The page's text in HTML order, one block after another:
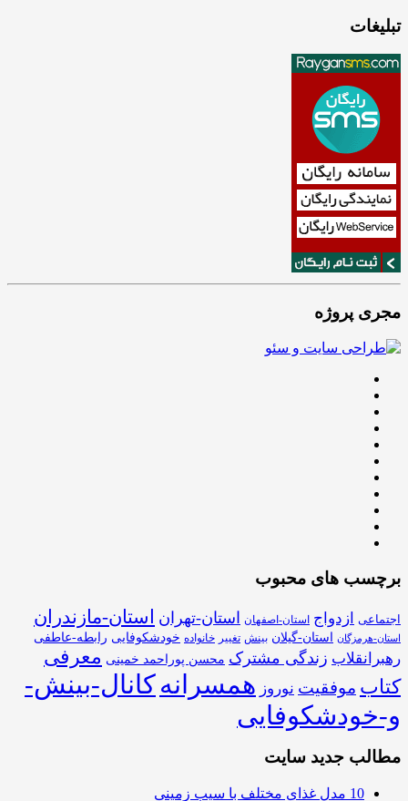
تبلیغات
مجری پروژه
برچسب های محبوب
اجتماعی ازدواج استان-اصفهان استان-تهران استان-مازندران
استان-هرمزگان استان-گیلان بینش تغییر خانواده خودشکوفایی رابطه-عاطفی
رهبرانقلاب زندگی مشترک محسن پوراحمد خمینی معرفی
کتاب موفقیت نوروز همسرانهکانال-بینش-
و-خودشکوفایی
مطالب جدید سایت
10 مدل غذای مختلف با سیب زمینی